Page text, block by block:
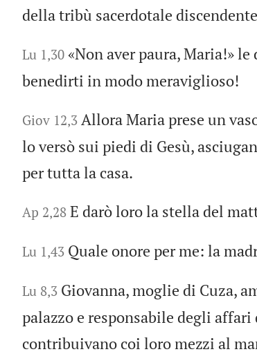
della tribù sacerdotale
Lu 1,30 «Non aver paura, Maria!» le
benedirti in modo meraviglioso!
Giov 12,3 Allora Maria prese un
lo versò sui piedi di Gesù,
per tutta la casa.
Ap 2,28 E darò loro la stella del
Lu 1,43 Quale onore per me: la
Lu 8,3 Giovanna, moglie di Cuza,
palazzo e responsabile degli
contribuivano coi loro mezzi al